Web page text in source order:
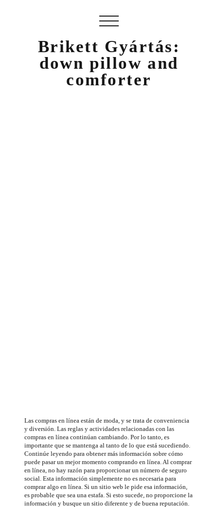
Brikett Gyártás:
down pillow and
comforter
Las compras en línea están de moda, y se trata de conveniencia
y diversión. Las reglas y actividades relacionadas con las
compras en línea continúan cambiando. Por lo tanto, es
importante que se mantenga al tanto de lo que está sucediendo.
Continúe leyendo para obtener más información sobre cómo
puede pasar un mejor momento comprando en línea. Al comprar
en línea, no hay razón para proporcionar un número de seguro
social. Esta información simplemente no es necesaria para
comprar algo en línea. Si un sitio web le pide esa información,
es probable que sea una estafa. Si esto sucede, no proporcione la
información y busque un sitio diferente y de buena reputación.